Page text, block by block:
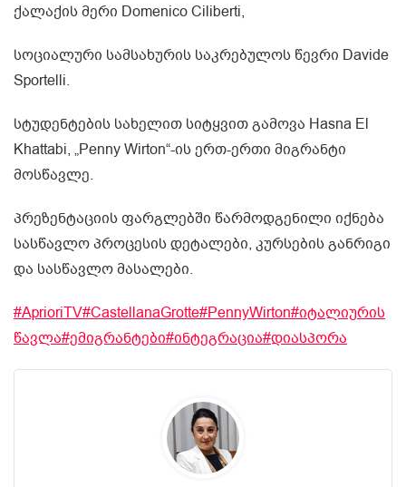
ქალაქის მერი Domenico Ciliberti,
სოციალური სამსახურის საკრებულოს წევრი Davide
Sportelli.
სტუდენტების სახელით სიტყვით გამოვა Hasna El
Khattabi, „Penny Wirton“-ის ერთ-ერთი მიგრანტი
მოსწავლე.
პრეზენტაციის ფარგლებში წარმოდგენილი იქნება
სასწავლო პროცესის დეტალები, კურსების განრიგი
და სასწავლო მასალები.
#AprioriTV#CastellanaGrotte#PennyWirton#იტალიურის
წავლა#ემიგრანტები#ინტეგრაცია#დიასპორა